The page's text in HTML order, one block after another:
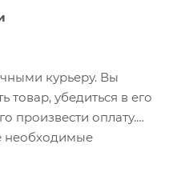
курьеру. Вы
товар, убедиться в его
произвести оплату.
необходимые